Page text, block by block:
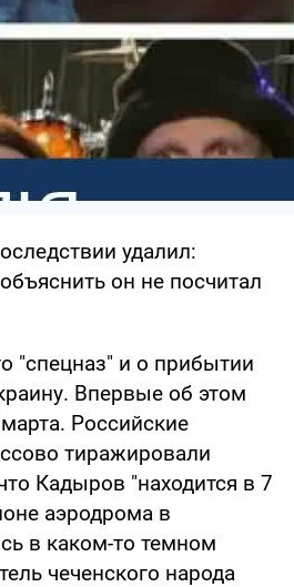
удалил:
он не посчитал
"спецназ" и о прибытии
Впервые об этом
Российские
тиражировали
Кадыров "находится в 7
аэродрома в
в каком-то темном
чеченского народа